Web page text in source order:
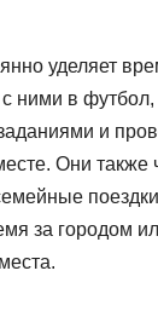
уделяет
с ними в
и
Они также
за городом